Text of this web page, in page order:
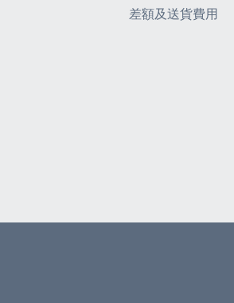
差額及送貨費用